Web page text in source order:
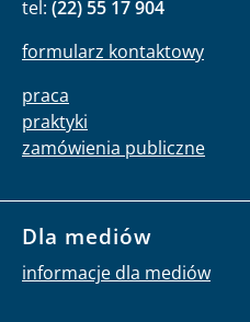
tel: (22) 55 17 904
formularz kontaktowy
praca
praktyki
zamówienia publiczne
Dla mediów
informacje dla mediów